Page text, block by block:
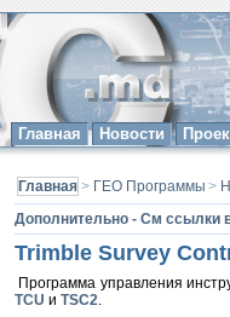
Главная Новости
Главная > ГЕО Программы >
Дополнительно - См ссылки
Trimble Survey
Программа управления
TCU иTSC2.